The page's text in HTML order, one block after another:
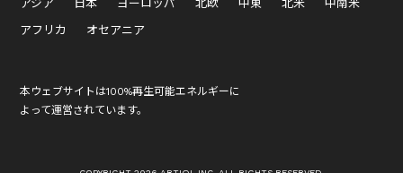
アジア 日本 ヨーロッパ 北欧 中東 北米
中南米
アフリカ
オセアニア
本ウェブサイトは100%再生可能エネルギーに
よって運営されています。